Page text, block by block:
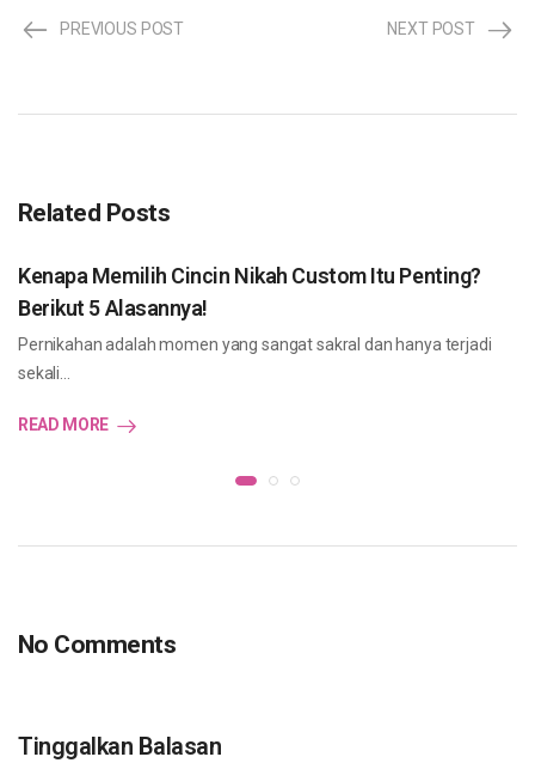
PREVIOUS POST NEXT POST
Related Posts
Kenapa Memilih Cincin Nikah Custom Itu Penting?
Berikut 5 Alasannya!
Pernikahan adalah momen yang sangat sakral dan hanya terjadi
sekali…
READ MORE
No Comments
Tinggalkan Balasan